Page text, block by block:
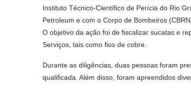
Instituto Técnico-Científico de Perícia do Rio
Petroleum e com o Corpo de Bombeiros
O objetivo da ação foi de fiscalizar sucatas e
Serviços, tais como fios de cobre.
Durante as diligências, duas pessoas foram
qualificada. Além disso, foram apreendidos